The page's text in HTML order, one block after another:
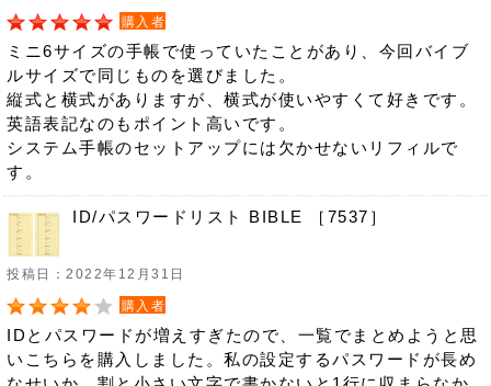
購入者
ミニ6サイズの手帳で使っていたことがあり、今回バイブ
ルサイズで同じものを選びました。
縦式と横式がありますが、横式が使いやすくて好きです。
英語表記なのもポイント高いです。
システム手帳のセットアップには欠かせないリフィルで
す。
ID/パスワードリスト BIBLE ［7537］
投稿日：2022年12月31日
購入者
IDとパスワードが増えすぎたので、一覧でまとめようと思
いこちらを購入しました。私の設定するパスワードが長め